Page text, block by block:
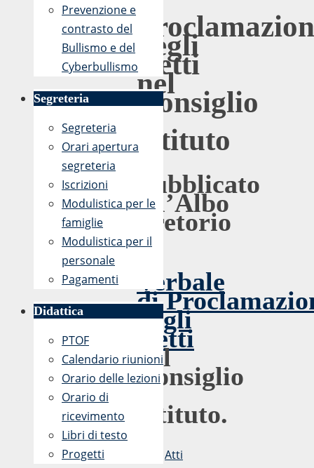
degli
eletti
nel
Consiglio
Istituto
Pubblicato
all’Albo
Pretorio
il
Verbale
di
degli
eletti
nel
Consiglio
Istituto.
Atti
Prevenzione e
contrasto del
Bullismo e del
Cyberbullismo
Segreteria
Segreteria
Orari apertura
segreteria
Iscrizioni
Modulistica per le
famiglie
Modulistica per il
personale
Pagamenti
Didattica
PTOF
Calendario riunioni
Orario delle lezioni
Orario di
ricevimento
Libri di testo
Progetti